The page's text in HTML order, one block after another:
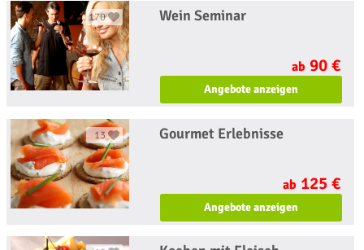
170 Wein Seminar
ab 90 €
Angebote anzeigen
13 Gourmet Erlebnisse
ab 125 €
Angebote anzeigen